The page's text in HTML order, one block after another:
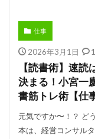
仕事
2026年3月1日
【読書術】速
決まる！小宮一
書筋トレ術【仕
元気ですか〜！？ ど
本は、経営コンサル